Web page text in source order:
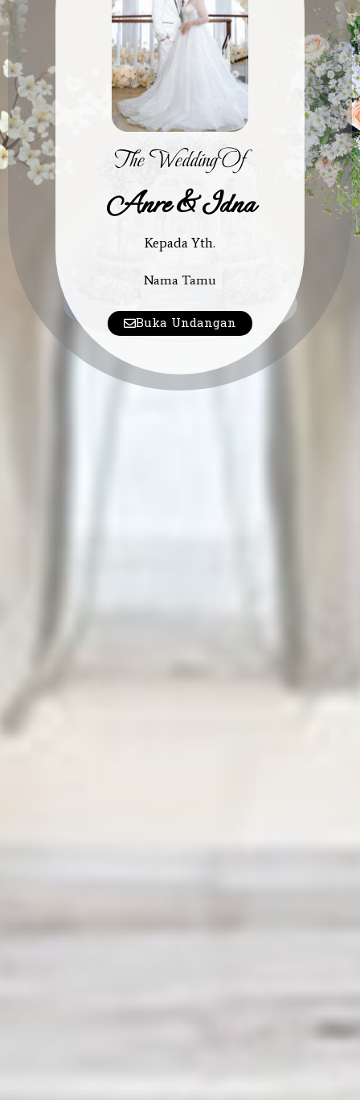
The Wedding Of
Anre & Idna
Kepada Yth.
Nama Tamu
Buka Undangan